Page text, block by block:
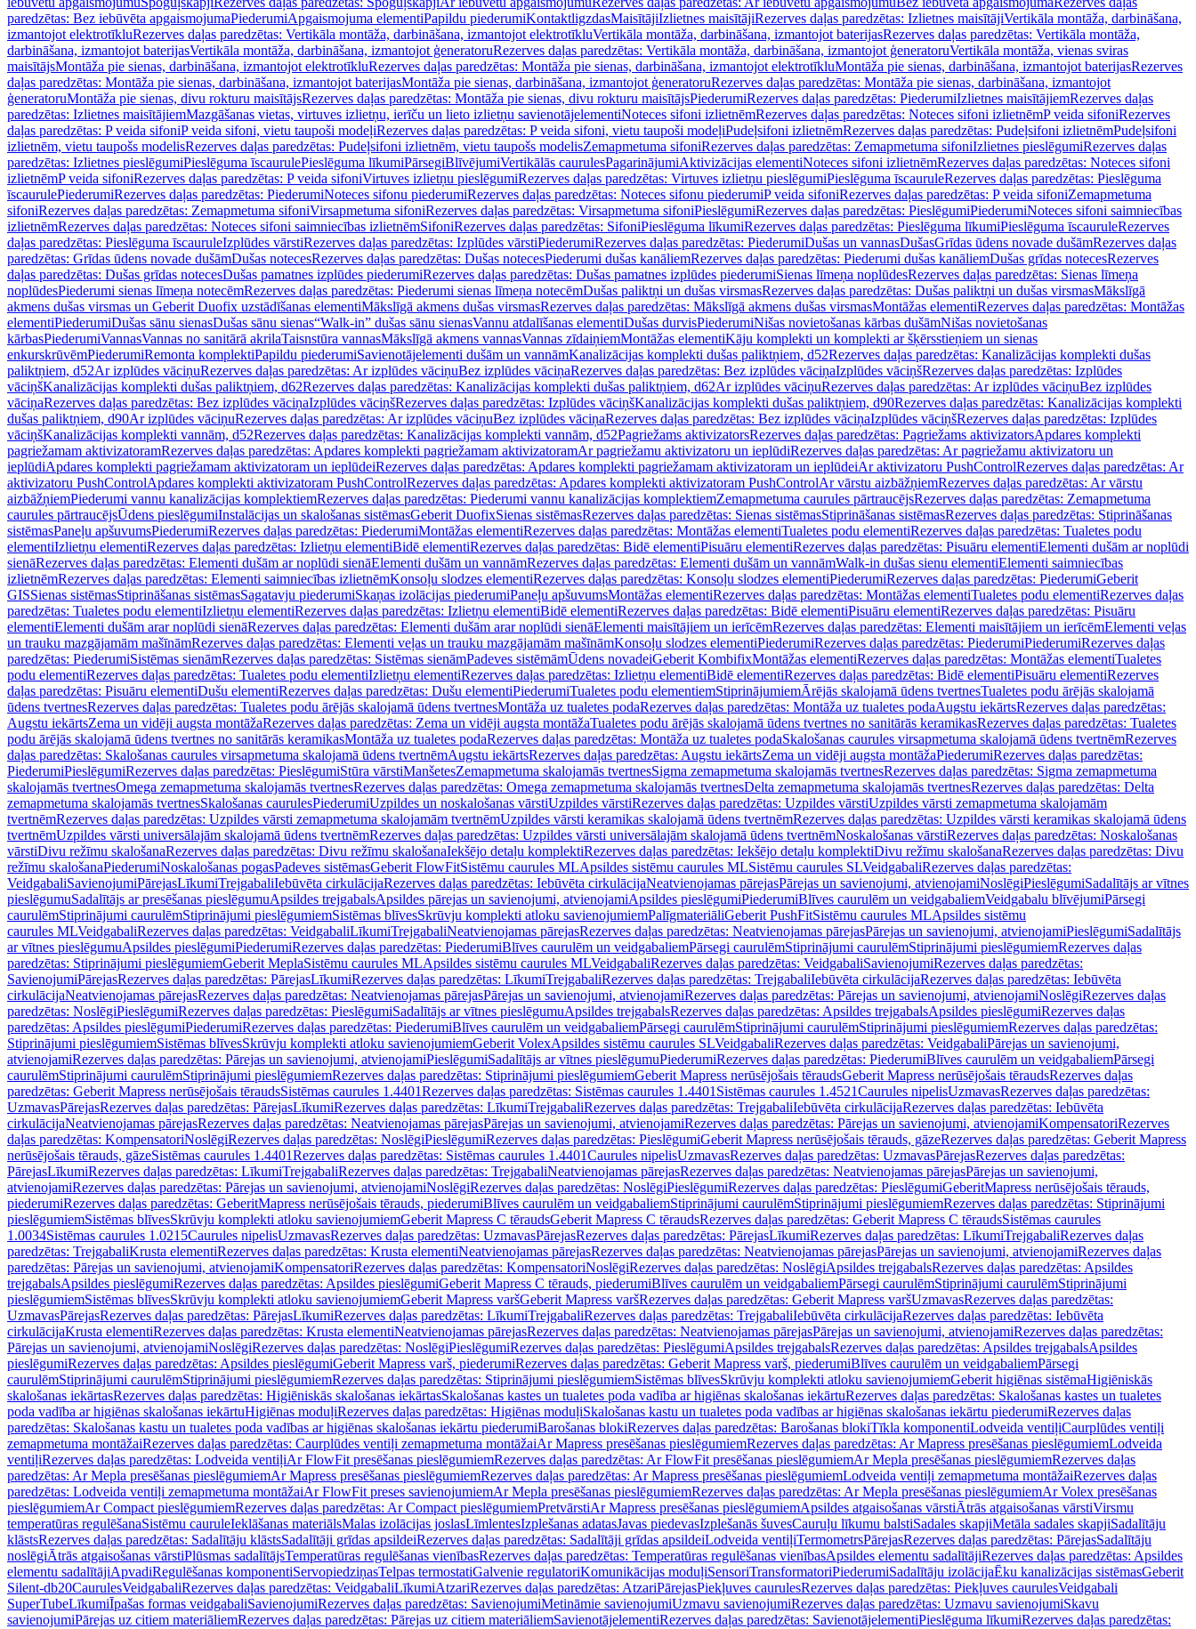
paredzētas: Bez iebūvēta apgaismojumaPiederumiApgaismojuma elementiPapildu piederumiKontaktligzdasMaisītājiIzlietnes maisītājiRezerves daļas paredzētas: Izlietnes maisītājiVertikāla montāža, darbināšana,
izmantojot elektrotīkluRezerves daļas paredzētas: Vertikāla montāža, darbināšana, izmantojot elektrotīkluVertikāla montāža, darbināšana, izmantojot baterijasRezerves daļas paredzētas: Vertikāla montāža,
darbināšana, izmantojot baterijasVertikāla montāža, darbināšana, izmantojot ģeneratoruRezerves daļas paredzētas: Vertikāla montāža, darbināšana, izmantojot ģeneratoruVertikāla montāža, vienas sviras
maisītājsMontāža pie sienas, darbināšana, izmantojot elektrotīkluRezerves daļas paredzētas: Montāža pie sienas, darbināšana, izmantojot elektrotīkluMontāža pie sienas, darbināšana, izmantojot baterijasRezerves
daļas paredzētas: Montāža pie sienas, darbināšana, izmantojot baterijasMontāža pie sienas, darbināšana, izmantojot ģeneratoruRezerves daļas paredzētas: Montāža pie sienas, darbināšana, izmantojot
ģeneratoruMontāža pie sienas, divu rokturu maisītājsRezerves daļas paredzētas: Montāža pie sienas, divu rokturu maisītājsPiederumiRezerves daļas paredzētas: PiederumiIzlietnes maisītājiemRezerves daļas
paredzētas: Izlietnes maisītājiemMazgāšanas vietas, virtuves izlietņu, ierīču un lieto izlietņu savienotājelementiNoteces sifoni izlietnēmRezerves daļas paredzētas: Noteces sifoni izlietnēmP veida sifoniRezerves
daļas paredzētas: P veida sifoniP veida sifoni, vietu taupoši modeļiRezerves daļas paredzētas: P veida sifoni, vietu taupoši modeļiPudeļsifoni izlietnēmRezerves daļas paredzētas: Pudeļsifoni izlietnēmPudeļsifoni
izlietnēm, vietu taupošs modelisRezerves daļas paredzētas: Pudeļsifoni izlietnēm, vietu taupošs modelisZemapmetuma sifoniRezerves daļas paredzētas: Zemapmetuma sifoniIzlietnes pieslēgumiRezerves daļas
paredzētas: Izlietnes pieslēgumiPieslēguma īscaurulePieslēguma līkumiPārsegiBlīvējumiVertikālās caurulesPagarinājumiAktivizācijas elementiNoteces sifoni izlietnēmRezerves daļas paredzētas: Noteces sifoni
izlietnēmP veida sifoniRezerves daļas paredzētas: P veida sifoniVirtuves izlietņu pieslēgumiRezerves daļas paredzētas: Virtuves izlietņu pieslēgumiPieslēguma īscauruleRezerves daļas paredzētas: Pieslēguma
īscaurulePiederumiRezerves daļas paredzētas: PiederumiNoteces sifonu piederumiRezerves daļas paredzētas: Noteces sifonu piederumiP veida sifoniRezerves daļas paredzētas: P veida sifoniZemapmetuma
sifoniRezerves daļas paredzētas: Zemapmetuma sifoniVirsapmetuma sifoniRezerves daļas paredzētas: Virsapmetuma sifoniPieslēgumiRezerves daļas paredzētas: PieslēgumiPiederumiNoteces sifoni saimniecības
izlietnēmRezerves daļas paredzētas: Noteces sifoni saimniecības izlietnēmSifoniRezerves daļas paredzētas: SifoniPieslēguma līkumiRezerves daļas paredzētas: Pieslēguma līkumiPieslēguma īscauruleRezerves
daļas paredzētas: Pieslēguma īscauruleIzplūdes vārstiRezerves daļas paredzētas: Izplūdes vārstiPiederumiRezerves daļas paredzētas: PiederumiDušas un vannasDušasGrīdas ūdens novade dušāmRezerves daļas
paredzētas: Grīdas ūdens novade dušāmDušas notecesRezerves daļas paredzētas: Dušas notecesPiederumi dušas kanāliemRezerves daļas paredzētas: Piederumi dušas kanāliemDušas grīdas notecesRezerves
daļas paredzētas: Dušas grīdas notecesDušas pamatnes izplūdes piederumiRezerves daļas paredzētas: Dušas pamatnes izplūdes piederumiSienas līmeņa noplūdesRezerves daļas paredzētas: Sienas līmeņa
noplūdesPiederumi sienas līmeņa notecēmRezerves daļas paredzētas: Piederumi sienas līmeņa notecēmDušas paliktņi un dušas virsmasRezerves daļas paredzētas: Dušas paliktņi un dušas virsmasMākslīgā
akmens dušas virsmas un Geberit Duofix uzstādīšanas elementiMākslīgā akmens dušas virsmasRezerves daļas paredzētas: Mākslīgā akmens dušas virsmasMontāžas elementiRezerves daļas paredzētas: Montāžas
elementiPiederumiDušas sānu sienasDušas sānu sienas“Walk-in” dušas sānu sienasVannu atdalīšanas elementiDušas durvisPiederumiNišas novietošanas kārbas dušāmNišas novietošanas
kārbasPiederumiVannasVannas no sanitārā akrilaTaisnstūra vannasMākslīgā akmens vannasVannas zīdaiņiemMontāžas elementiKāju komplekti un komplekti ar šķērsstieņiem un sienas
enkurskrūvēmPiederumiRemonta komplektiPapildu piederumiSavienotājelementi dušām un vannāmKanalizācijas komplekti dušas paliktņiem, d52Rezerves daļas paredzētas: Kanalizācijas komplekti dušas
paliktņiem, d52Ar izplūdes vāciņuRezerves daļas paredzētas: Ar izplūdes vāciņuBez izplūdes vāciņaRezerves daļas paredzētas: Bez izplūdes vāciņaIzplūdes vāciņšRezerves daļas paredzētas: Izplūdes
vāciņšKanalizācijas komplekti dušas paliktņiem, d62Rezerves daļas paredzētas: Kanalizācijas komplekti dušas paliktņiem, d62Ar izplūdes vāciņuRezerves daļas paredzētas: Ar izplūdes vāciņuBez izplūdes
vāciņaRezerves daļas paredzētas: Bez izplūdes vāciņaIzplūdes vāciņšRezerves daļas paredzētas: Izplūdes vāciņšKanalizācijas komplekti dušas paliktņiem, d90Rezerves daļas paredzētas: Kanalizācijas komplekti
dušas paliktņiem, d90Ar izplūdes vāciņuRezerves daļas paredzētas: Ar izplūdes vāciņuBez izplūdes vāciņaRezerves daļas paredzētas: Bez izplūdes vāciņaIzplūdes vāciņšRezerves daļas paredzētas: Izplūdes
vāciņšKanalizācijas komplekti vannām, d52Rezerves daļas paredzētas: Kanalizācijas komplekti vannām, d52Pagriežams aktivizatorsRezerves daļas paredzētas: Pagriežams aktivizatorsApdares komplekti
pagriežamam aktivizatoramRezerves daļas paredzētas: Apdares komplekti pagriežamam aktivizatoramAr pagriežamu aktivizatoru un ieplūdiRezerves daļas paredzētas: Ar pagriežamu aktivizatoru un
ieplūdiApdares komplekti pagriežamam aktivizatoram un ieplūdeiRezerves daļas paredzētas: Apdares komplekti pagriežamam aktivizatoram un ieplūdeiAr aktivizatoru PushControlRezerves daļas paredzētas: Ar
aktivizatoru PushControlApdares komplekti aktivizatoram PushControlRezerves daļas paredzētas: Apdares komplekti aktivizatoram PushControlAr vārstu aizbāžņiemRezerves daļas paredzētas: Ar vārstu
aizbāžņiemPiederumi vannu kanalizācijas komplektiemRezerves daļas paredzētas: Piederumi vannu kanalizācijas komplektiemZemapmetuma caurules pārtraucējsRezerves daļas paredzētas: Zemapmetuma
caurules pārtraucējsŪdens pieslēgumiInstalācijas un skalošanas sistēmasGeberit DuofixSienas sistēmasRezerves daļas paredzētas: Sienas sistēmasStiprināšanas sistēmasRezerves daļas paredzētas: Stiprināšanas
sistēmasPaneļu apšuvumsPiederumiRezerves daļas paredzētas: PiederumiMontāžas elementiRezerves daļas paredzētas: Montāžas elementiTualetes podu elementiRezerves daļas paredzētas: Tualetes podu
elementiIzlietņu elementiRezerves daļas paredzētas: Izlietņu elementiBidē elementiRezerves daļas paredzētas: Bidē elementiPisuāru elementiRezerves daļas paredzētas: Pisuāru elementiElementi dušām ar noplūdi
sienāRezerves daļas paredzētas: Elementi dušām ar noplūdi sienāElementi dušām un vannāmRezerves daļas paredzētas: Elementi dušām un vannāmWalk-in dušas sienu elementiElementi saimniecības
izlietnēmRezerves daļas paredzētas: Elementi saimniecības izlietnēmKonsoļu slodzes elementiRezerves daļas paredzētas: Konsoļu slodzes elementiPiederumiRezerves daļas paredzētas: PiederumiGeberit
GISSienas sistēmasStiprināšanas sistēmasSagatavju piederumiSkaņas izolācijas piederumiPaneļu apšuvumsMontāžas elementiRezerves daļas paredzētas: Montāžas elementiTualetes podu elementiRezerves daļas
paredzētas: Tualetes podu elementiIzlietņu elementiRezerves daļas paredzētas: Izlietņu elementiBidē elementiRezerves daļas paredzētas: Bidē elementiPisuāru elementiRezerves daļas paredzētas: Pisuāru
elementiElementi dušām arar noplūdi sienāRezerves daļas paredzētas: Elementi dušām arar noplūdi sienāElementi maisītājiem un ierīcēmRezerves daļas paredzētas: Elementi maisītājiem un ierīcēmElementi veļas
un trauku mazgājamām mašīnāmRezerves daļas paredzētas: Elementi veļas un trauku mazgājamām mašīnāmKonsoļu slodzes elementiPiederumiRezerves daļas paredzētas: PiederumiPiederumiRezerves daļas
paredzētas: PiederumiSistēmas sienāmRezerves daļas paredzētas: Sistēmas sienāmPadeves sistēmāmŪdens novadeiGeberit KombifixMontāžas elementiRezerves daļas paredzētas: Montāžas elementiTualetes
podu elementiRezerves daļas paredzētas: Tualetes podu elementiIzlietņu elementiRezerves daļas paredzētas: Izlietņu elementiBidē elementiRezerves daļas paredzētas: Bidē elementiPisuāru elementiRezerves
daļas paredzētas: Pisuāru elementiDušu elementiRezerves daļas paredzētas: Dušu elementiPiederumiTualetes podu elementiemStiprinājumiemĀrējās skalojamā ūdens tvertnesTualetes podu ārējās skalojamā
ūdens tvertnesRezerves daļas paredzētas: Tualetes podu ārējās skalojamā ūdens tvertnesMontāža uz tualetes podaRezerves daļas paredzētas: Montāža uz tualetes podaAugstu iekārtsRezerves daļas paredzētas:
Augstu iekārtsZema un vidēji augsta montāžaRezerves daļas paredzētas: Zema un vidēji augsta montāžaTualetes podu ārējās skalojamā ūdens tvertnes no sanitārās keramikasRezerves daļas paredzētas: Tualetes
podu ārējās skalojamā ūdens tvertnes no sanitārās keramikasMontāža uz tualetes podaRezerves daļas paredzētas: Montāža uz tualetes podaSkalošanas caurules virsapmetuma skalojamā ūdens tvertnēmRezerves
daļas paredzētas: Skalošanas caurules virsapmetuma skalojamā ūdens tvertnēmAugstu iekārtsRezerves daļas paredzētas: Augstu iekārtsZema un vidēji augsta montāžaPiederumiRezerves daļas paredzētas:
PiederumiPieslēgumiRezerves daļas paredzētas: PieslēgumiStūra vārstiManšetesZemapmetuma skalojamās tvertnesSigma zemapmetuma skalojamās tvertnesRezerves daļas paredzētas: Sigma zemapmetuma
skalojamās tvertnesOmega zemapmetuma skalojamās tvertnesRezerves daļas paredzētas: Omega zemapmetuma skalojamās tvertnesDelta zemapmetuma skalojamās tvertnesRezerves daļas paredzētas: Delta
zemapmetuma skalojamās tvertnesSkalošanas caurulesPiederumiUzpildes un noskalošanas vārstiUzpildes vārstiRezerves daļas paredzētas: Uzpildes vārstiUzpildes vārsti zemapmetuma skalojamām
tvertnēmRezerves daļas paredzētas: Uzpildes vārsti zemapmetuma skalojamām tvertnēmUzpildes vārsti keramikas skalojamā ūdens tvertnēmRezerves daļas paredzētas: Uzpildes vārsti keramikas skalojamā ūdens
tvertnēmUzpildes vārsti universālajām skalojamā ūdens tvertnēmRezerves daļas paredzētas: Uzpildes vārsti universālajām skalojamā ūdens tvertnēmNoskalošanas vārstiRezerves daļas paredzētas: Noskalošanas
vārstiDivu režīmu skalošanaRezerves daļas paredzētas: Divu režīmu skalošanaIekšējo detaļu komplektiRezerves daļas paredzētas: Iekšējo detaļu komplektiDivu režīmu skalošanaRezerves daļas paredzētas: Divu
režīmu skalošanaPiederumiNoskalošanas pogasPadeves sistēmasGeberit FlowFitSistēmu caurules MLApsildes sistēmu caurules MLSistēmu caurules SLVeidgabaliRezerves daļas paredzētas:
VeidgabaliSavienojumiPārejasLīkumiTrejgabaliIebūvēta cirkulācijaRezerves daļas paredzētas: Iebūvēta cirkulācijaNeatvienojamas pārejasPārejas un savienojumi, atvienojamiNoslēgiPieslēgumiSadalītājs ar vītnes
pieslēgumuSadalītājs ar presēšanas pieslēgumuApsildes trejgabalsApsildes pārejas un savienojumi, atvienojamiApsildes pieslēgumiPiederumiBlīves caurulēm un veidgabaliemVeidgabalu blīvējumiPārsegi
caurulēmStiprinājumi caurulēmStiprinājumi pieslēgumiemSistēmas blīvesSkrūvju komplekti atloku savienojumiemPalīgmateriāliGeberit PushFitSistēmu caurules MLApsildes sistēmu
caurules MLVeidgabaliRezerves daļas paredzētas: VeidgabaliLīkumiTrejgabaliNeatvienojamas pārejasRezerves daļas paredzētas: Neatvienojamas pārejasPārejas un savienojumi, atvienojamiPieslēgumiSadalītājs
ar vītnes pieslēgumuApsildes pieslēgumiPiederumiRezerves daļas paredzētas: PiederumiBlīves caurulēm un veidgabaliemPārsegi caurulēmStiprinājumi caurulēmStiprinājumi pieslēgumiemRezerves daļas
paredzētas: Stiprinājumi pieslēgumiemGeberit MeplaSistēmu caurules MLApsildes sistēmu caurules MLVeidgabaliRezerves daļas paredzētas: VeidgabaliSavienojumiRezerves daļas paredzētas:
SavienojumiPārejasRezerves daļas paredzētas: PārejasLīkumiRezerves daļas paredzētas: LīkumiTrejgabaliRezerves daļas paredzētas: TrejgabaliIebūvēta cirkulācijaRezerves daļas paredzētas: Iebūvēta
cirkulācijaNeatvienojamas pārejasRezerves daļas paredzētas: Neatvienojamas pārejasPārejas un savienojumi, atvienojamiRezerves daļas paredzētas: Pārejas un savienojumi, atvienojamiNoslēgiRezerves daļas
paredzētas: NoslēgiPieslēgumiRezerves daļas paredzētas: PieslēgumiSadalītājs ar vītnes pieslēgumuApsildes trejgabalsRezerves daļas paredzētas: Apsildes trejgabalsApsildes pieslēgumiRezerves daļas
paredzētas: Apsildes pieslēgumiPiederumiRezerves daļas paredzētas: PiederumiBlīves caurulēm un veidgabaliemPārsegi caurulēmStiprinājumi caurulēmStiprinājumi pieslēgumiemRezerves daļas paredzētas:
Stiprinājumi pieslēgumiemSistēmas blīvesSkrūvju komplekti atloku savienojumiemGeberit VolexApsildes sistēmu caurules SLVeidgabaliRezerves daļas paredzētas: VeidgabaliPārejas un savienojumi,
atvienojamiRezerves daļas paredzētas: Pārejas un savienojumi, atvienojamiPieslēgumiSadalītājs ar vītnes pieslēgumuPiederumiRezerves daļas paredzētas: PiederumiBlīves caurulēm un veidgabaliemPārsegi
caurulēmStiprinājumi caurulēmStiprinājumi pieslēgumiemRezerves daļas paredzētas: Stiprinājumi pieslēgumiemGeberit Mapress nerūsējošais tēraudsGeberit Mapress nerūsējošais tēraudsRezerves daļas
paredzētas: Geberit Mapress nerūsējošais tēraudsSistēmas caurules 1.4401Rezerves daļas paredzētas: Sistēmas caurules 1.4401 Sistēmas caurules 1.4521Caurules nipelisUzmavasRezerves daļas paredzētas:
UzmavasPārejasRezerves daļas paredzētas: PārejasLīkumiRezerves daļas paredzētas: LīkumiTrejgabaliRezerves daļas paredzētas: TrejgabaliIebūvēta cirkulācijaRezerves daļas paredzētas: Iebūvēta
cirkulācijaNeatvienojamas pārejasRezerves daļas paredzētas: Neatvienojamas pārejasPārejas un savienojumi, atvienojamiRezerves daļas paredzētas: Pārejas un savienojumi, atvienojamiKompensatoriRezerves
daļas paredzētas: KompensatoriNoslēgiRezerves daļas paredzētas: NoslēgiPieslēgumiRezerves daļas paredzētas: PieslēgumiGeberit Mapress nerūsējošais tērauds, gāzeRezerves daļas paredzētas: Geberit Mapress
nerūsējošais tērauds, gāzeSistēmas caurules 1.4401Rezerves daļas paredzētas: Sistēmas caurules 1.4401Caurules nipelisUzmavasRezerves daļas paredzētas: UzmavasPārejasRezerves daļas paredzētas:
PārejasLīkumiRezerves daļas paredzētas: LīkumiTrejgabaliRezerves daļas paredzētas: TrejgabaliNeatvienojamas pārejasRezerves daļas paredzētas: Neatvienojamas pārejasPārejas un savienojumi,
atvienojamiRezerves daļas paredzētas: Pārejas un savienojumi, atvienojamiNoslēgiRezerves daļas paredzētas: NoslēgiPieslēgumiRezerves daļas paredzētas: PieslēgumiGeberitMapress nerūsējošais tērauds,
piederumiRezerves daļas paredzētas: GeberitMapress nerūsējošais tērauds, piederumiBlīves caurulēm un veidgabaliemStiprinājumi caurulēmStiprinājumi pieslēgumiemRezerves daļas paredzētas: Stiprinājumi
pieslēgumiemSistēmas blīvesSkrūvju komplekti atloku savienojumiemGeberit Mapress C tēraudsGeberit Mapress C tēraudsRezerves daļas paredzētas: Geberit Mapress C tēraudsSistēmas caurules
1.0034Sistēmas caurules 1.0215Caurules nipelisUzmavasRezerves daļas paredzētas: UzmavasPārejasRezerves daļas paredzētas: PārejasLīkumiRezerves daļas paredzētas: LīkumiTrejgabaliRezerves daļas
paredzētas: TrejgabaliKrusta elementiRezerves daļas paredzētas: Krusta elementiNeatvienojamas pārejasRezerves daļas paredzētas: Neatvienojamas pārejasPārejas un savienojumi, atvienojamiRezerves daļas
paredzētas: Pārejas un savienojumi, atvienojamiKompensatoriRezerves daļas paredzētas: KompensatoriNoslēgiRezerves daļas paredzētas: NoslēgiApsildes trejgabalsRezerves daļas paredzētas: Apsildes
trejgabalsApsildes pieslēgumiRezerves daļas paredzētas: Apsildes pieslēgumiGeberit Mapress C tērauds, piederumiBlīves caurulēm un veidgabaliemPārsegi caurulēmStiprinājumi caurulēmStiprinājumi
pieslēgumiemSistēmas blīvesSkrūvju komplekti atloku savienojumiemGeberit Mapress varšGeberit Mapress varšRezerves daļas paredzētas: Geberit Mapress varšUzmavasRezerves daļas paredzētas:
UzmavasPārejasRezerves daļas paredzētas: PārejasLīkumiRezerves daļas paredzētas: LīkumiTrejgabaliRezerves daļas paredzētas: TrejgabaliIebūvēta cirkulācijaRezerves daļas paredzētas: Iebūvēta
cirkulācijaKrusta elementiRezerves daļas paredzētas: Krusta elementiNeatvienojamas pārejasRezerves daļas paredzētas: Neatvienojamas pārejasPārejas un savienojumi, atvienojamiRezerves daļas paredzētas:
Pārejas un savienojumi, atvienojamiNoslēgiRezerves daļas paredzētas: NoslēgiPieslēgumiRezerves daļas paredzētas: PieslēgumiApsildes trejgabalsRezerves daļas paredzētas: Apsildes trejgabalsApsildes
pieslēgumiRezerves daļas paredzētas: Apsildes pieslēgumiGeberit Mapress varš, piederumiRezerves daļas paredzētas: Geberit Mapress varš, piederumiBlīves caurulēm un veidgabaliemPārsegi
caurulēmStiprinājumi caurulēmStiprinājumi pieslēgumiemRezerves daļas paredzētas: Stiprinājumi pieslēgumiemSistēmas blīvesSkrūvju komplekti atloku savienojumiemGeberit higiēnas sistēmaHigiēniskās
skalošanas iekārtasRezerves daļas paredzētas: Higiēniskās skalošanas iekārtasSkalošanas kastes un tualetes poda vadība ar higiēnas skalošanas iekārtuRezerves daļas paredzētas: Skalošanas kastes un tualetes
poda vadība ar higiēnas skalošanas iekārtuHigiēnas moduļiRezerves daļas paredzētas: Higiēnas moduļiSkalošanas kastu un tualetes poda vadības ar higiēnas skalošanas iekārtu piederumiRezerves daļas
paredzētas: Skalošanas kastu un tualetes poda vadības ar higiēnas skalošanas iekārtu piederumiBarošanas blokiRezerves daļas paredzētas: Barošanas blokiTīkla komponentiLodveida ventiļiCaurplūdes ventiļi
zemapmetuma montāžaiRezerves daļas paredzētas: Caurplūdes ventiļi zemapmetuma montāžaiAr Mapress presēšanas pieslēgumiemRezerves daļas paredzētas: Ar Mapress presēšanas pieslēgumiemLodveida
ventiļiRezerves daļas paredzētas: Lodveida ventiļiAr FlowFit presēšanas pieslēgumiemRezerves daļas paredzētas: Ar FlowFit presēšanas pieslēgumiemAr Mepla presēšanas pieslēgumiemRezerves daļas
paredzētas: Ar Mepla presēšanas pieslēgumiemAr Mapress presēšanas pieslēgumiemRezerves daļas paredzētas: Ar Mapress presēšanas pieslēgumiemLodveida ventiļi zemapmetuma montāžaiRezerves daļas
paredzētas: Lodveida ventiļi zemapmetuma montāžaiAr FlowFit preses savienojumiemAr Mepla presēšanas pieslēgumiemRezerves daļas paredzētas: Ar Mepla presēšanas pieslēgumiemAr Volex presēšanas
pieslēgumiemAr Compact pieslēgumiemRezerves daļas paredzētas: Ar Compact pieslēgumiemPretvārstiAr Mapress presēšanas pieslēgumiemApsildes atgaisošanas vārstiĀtrās atgaisošanas vārstiVirsmu
temperatūras regulēšanaSistēmu cauruleIeklāšanas materiālsMalas izolācijas joslasLīmlentesIzplešanas adatasJavas piedevasIzplešanās šuvesCauruļu līkumu balstiSadales skapjiMetāla sadales skapjiSadalītāju
klāstsRezerves daļas paredzētas: Sadalītāju klāstsSadalītāji grīdas apsildeiRezerves daļas paredzētas: Sadalītāji grīdas apsildeiLodveida ventiļiTermometrsPārejasRezerves daļas paredzētas: PārejasSadalītāju
noslēgiĀtrās atgaisošanas vārstiPlūsmas sadalītājsTemperatūras regulēšanas vienībasRezerves daļas paredzētas: Temperatūras regulēšanas vienībasApsildes elementu sadalītājiRezerves daļas paredzētas: Apsildes
elementu sadalītājiApvadiRegulēšanas komponentiServopiedziņasTelpas termostatiGalvenie regulatoriKomunikācijas moduļiSensoriTransformatoriPiederumiSadalītāju izolācijaĒku kanalizācijas sistēmasGeberit
Silent-db20CaurulesVeidgabaliRezerves daļas paredzētas: VeidgabaliLīkumiAtzariRezerves daļas paredzētas: AtzariPārejasPiekļuves caurulesRezerves daļas paredzētas: Piekļuves caurulesVeidgabali
SuperTubeLīkumiĪpašas formas veidgabaliSavienojumiRezerves daļas paredzētas: SavienojumiMetināmie savienojumiUzmavu savienojumiRezerves daļas paredzētas: Uzmavu savienojumiSkavu
savienojumiPārejas uz citiem materiāliemRezerves daļas paredzētas: Pārejas uz citiem materiāliemSavienotājelementiRezerves daļas paredzētas: SavienotājelementiPieslēguma līkumiRezerves daļas paredzētas: